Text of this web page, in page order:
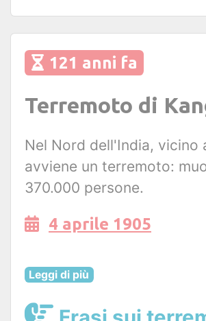
121 anni fa
Terremoto di
Nel Nord dell'India, vicino
avviene un terremoto:
370.000 persone.
4 aprile 1905
Leggi di più